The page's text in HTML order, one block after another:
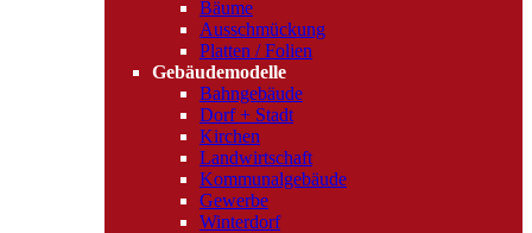
Bäume
Ausschmückung
Platten / Folien
Gebäudemodelle
Bahngebäude
Dorf + Stadt
Kirchen
Landwirtschaft
Kommunalgebäude
Gewerbe
Winterdorf